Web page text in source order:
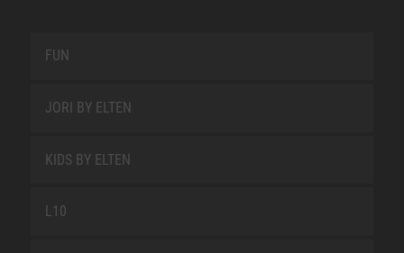
FUN
JORI BY ELTEN
KIDS BY ELTEN
L10